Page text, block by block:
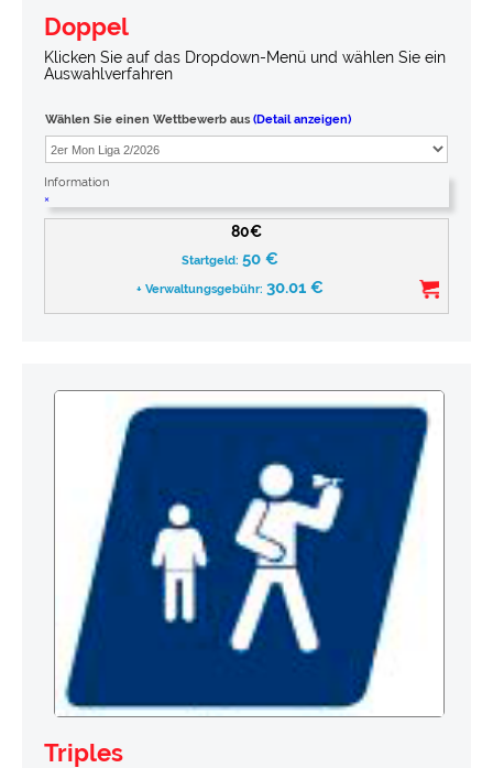
Doppel
Klicken Sie auf das Dropdown-Menü und wählen Sie ein
Auswahlverfahren
Wählen Sie einen Wettbewerb aus (Detail anzeigen)
Information
×
80€
Startgeld: 50 €
+ Verwaltungsgebühr: 30.01 €
Triples